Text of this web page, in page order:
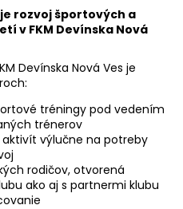
rozvoj športových a
v FKM Devínska Nová
Devínska Nová Ves je
tréningy pod vedením
trénerov
výlučne na potreby
rodičov, otvorená
ako aj s partnermi klubu